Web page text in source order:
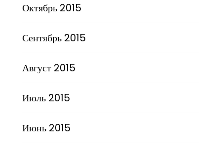
Октябрь 2015
Сентябрь 2015
Август 2015
Июль 2015
Июнь 2015